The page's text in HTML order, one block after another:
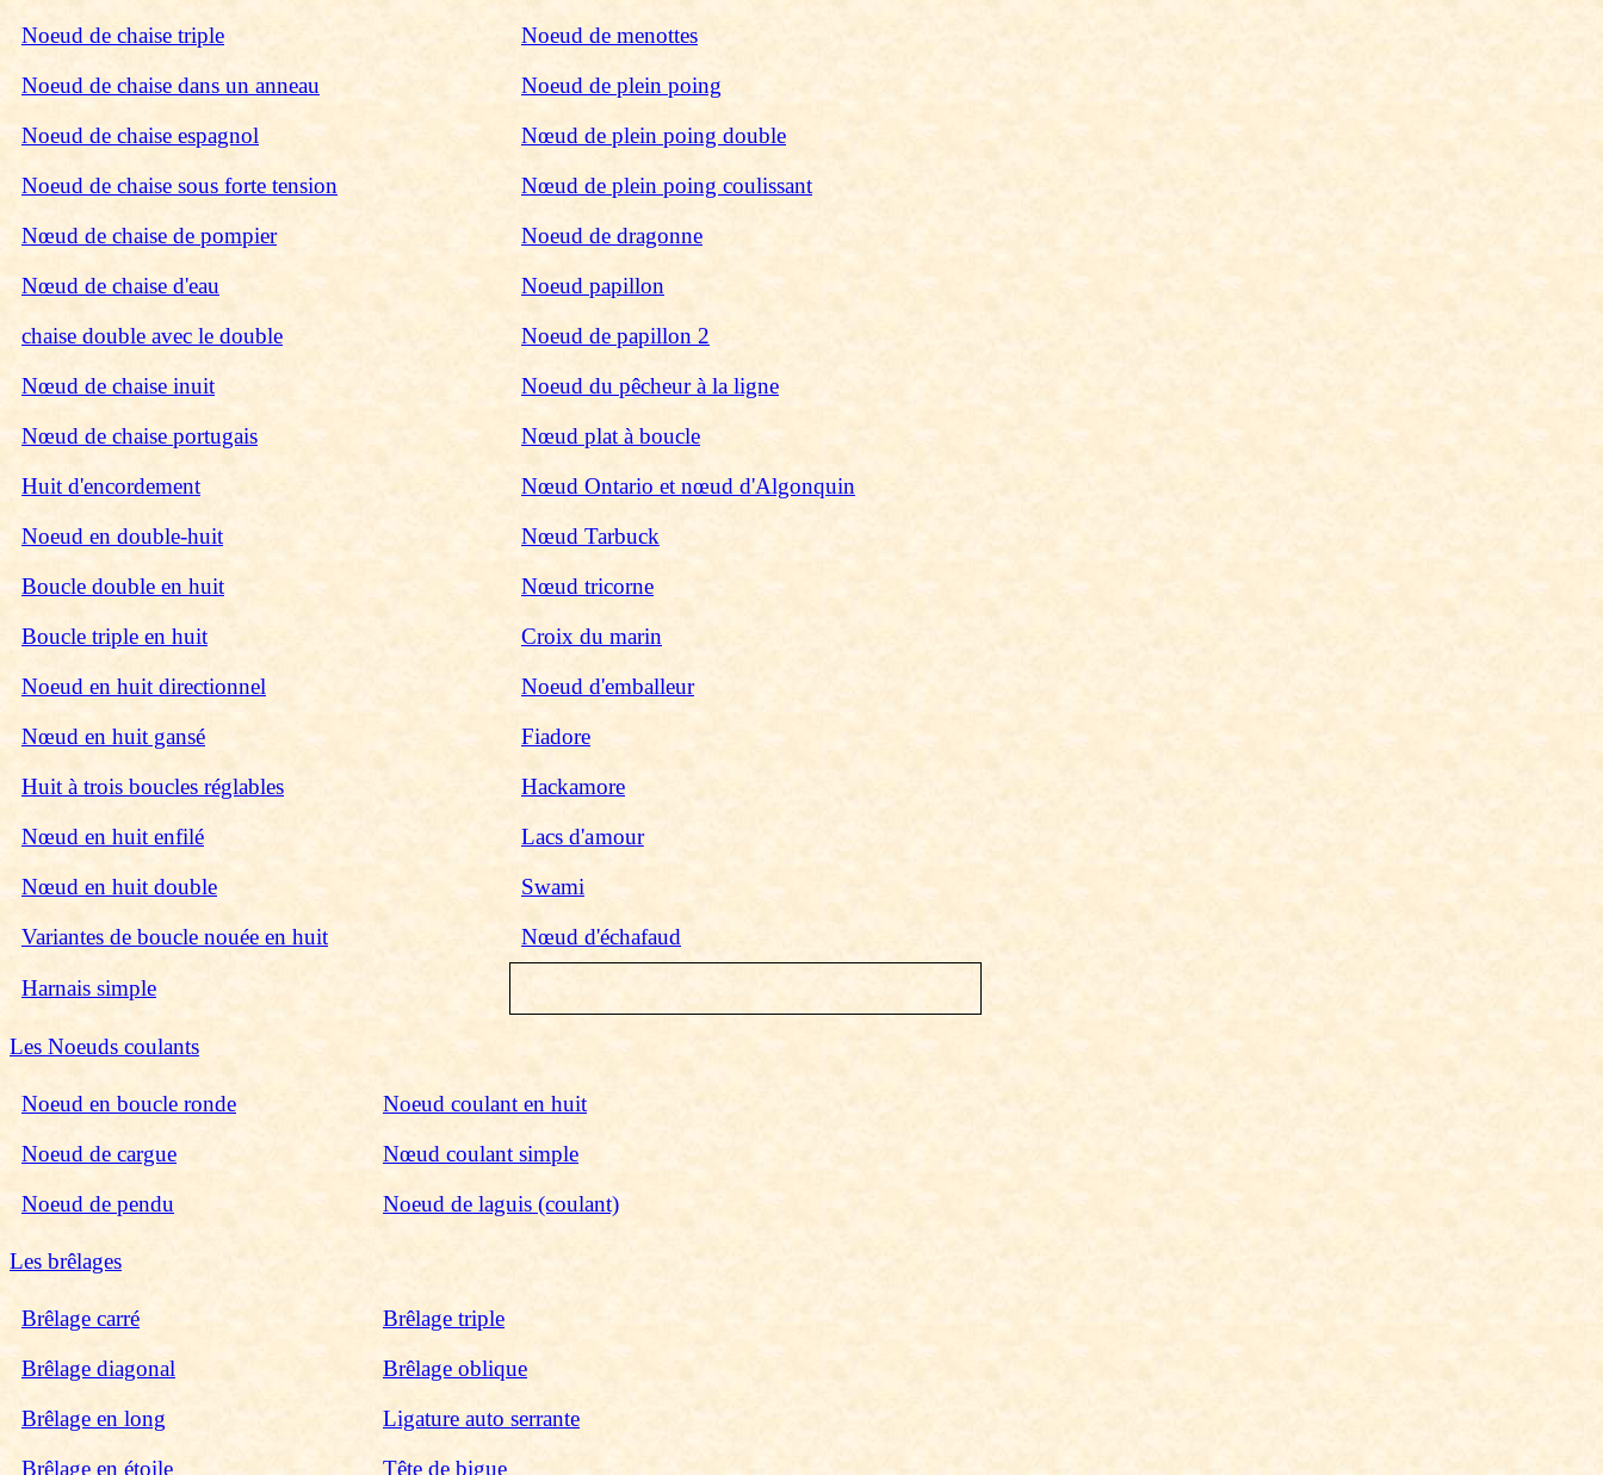
Noeud de chaise triple
Noeud de menottes
Noeud de chaise dans un anneau
Noeud de plein poing
Noeud de chaise espagnol
Nœud de plein poing double
Noeud de chaise sous forte tension
Nœud de plein poing coulissant
Nœud de chaise de pompier
Noeud de dragonne
Nœud de chaise d'eau
Noeud papillon
chaise double avec le double
Noeud de papillon 2
Nœud de chaise inuit
Noeud du pêcheur à la ligne
Nœud de chaise portugais
Nœud plat à boucle
Huit d'encordement
Nœud Ontario et nœud d'Algonquin
Noeud en double-huit
Nœud Tarbuck
Boucle double en huit
Nœud tricorne
Boucle triple en huit
Croix du marin
Noeud en huit directionnel
Noeud d'emballeur
Nœud en huit gansé
Fiadore
Huit à trois boucles réglables
Hackamore
Nœud en huit enfilé
Lacs d'amour
Nœud en huit double
Swami
Variantes de boucle nouée en huit
Nœud d'échafaud
Harnais simple
Les Noeuds coulants
Noeud en boucle ronde
Noeud coulant en huit
Noeud de cargue
Nœud coulant simple
Noeud de pendu
Noeud de laguis (coulant)
Les brêlages
Brêlage carré
Brêlage triple
Brêlage diagonal
Brêlage oblique
Brêlage en long
Ligature auto serrante
Brêlage en étoile
Tête de bigue